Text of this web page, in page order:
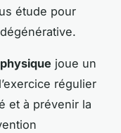
étude pour
joue un
régulier
et à prévenir la